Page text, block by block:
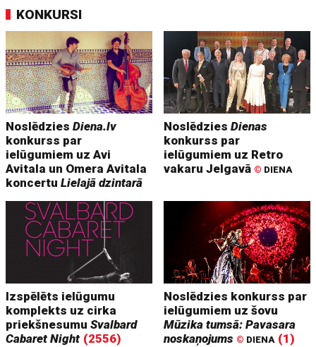
KONKURSI
NoslēdziesDiena.lv
konkurss par
ielūgumiem uz Avi
Avitala un Omera Avitala
koncertuLielajā dzintarā
NoslēdziesDienas
konkurss par
ielūgumiem uz Retro
vakaru Jelgavā © DIENA
Izspēlēts ielūgumu
komplekts uz cirka
priekšnesumuSvalbard
Cabaret Night (2556)
Noslēdzies konkurss par
ielūgumiem uz šovu
Mūzika tumsā: Pavasara
noskaņojums © DIENA (1)